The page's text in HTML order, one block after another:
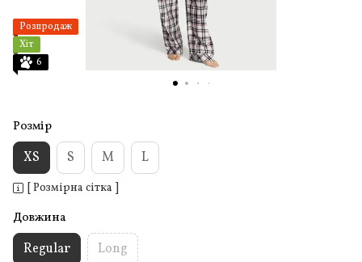
Розпродаж
Хіт
6
Розмір
XS S M L
[ Розмірна сітка ]
Довжина
Regular Long